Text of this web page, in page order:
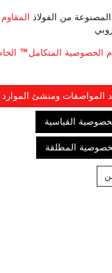
من الفولاذ
الخصوصية المتكامل™
المواصفات ومنشئ الموارد
القياسية
المطلقة